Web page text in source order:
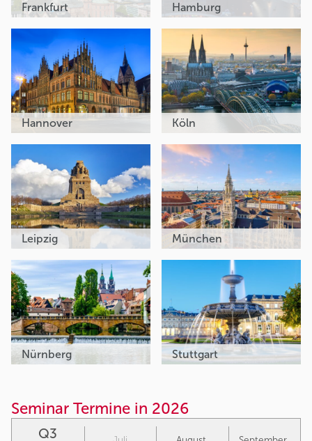
Frankfurt Hamburg
Hannover Köln
Leipzig München
Nürnberg Stuttgart
Seminar Termine in 2026
Q3